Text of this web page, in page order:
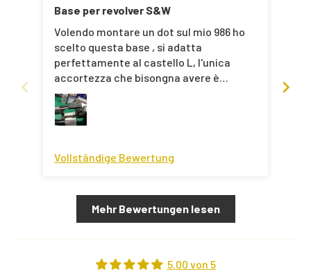
Base per revolver S&W
Volendo montare un dot sul mio 986 ho
scelto questa base , si adatta
perfettamente al castello L, l'unica
accortezza che bisongna avere è
accorciare di 1 mm la vite posteriore che
altrimenti sporge e tocca contro il
tanburo. Per il resto nessun problema,
modificare nulla, una volta fissata non si
Vollständige Bewertung
Mehr Bewertungen lesen
5.00 von 5